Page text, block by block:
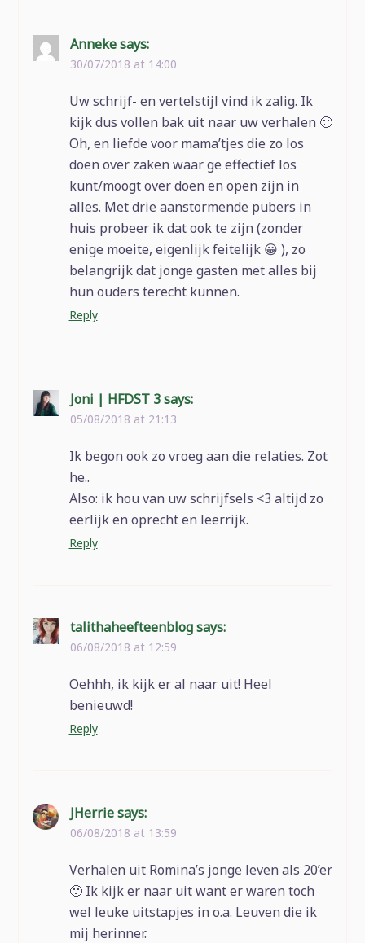
Anneke says:
30/07/2018 at 14:00
Uw schrijf- en vertelstijl vind ik zalig. Ik
kijk dus vollen bak uit naar uw verhalen 🙂
Oh, en liefde voor mama’tjes die zo los
doen over zaken waar ge effectief los
kunt/moogt over doen en open zijn in
alles. Met drie aanstormende pubers in
huis probeer ik dat ook te zijn (zonder
enige moeite, eigenlijk feitelijk 😀 ), zo
belangrijk dat jonge gasten met alles bij
hun ouders terecht kunnen.
Reply
Joni | HFDST 3 says:
05/08/2018 at 21:13
Ik begon ook zo vroeg aan die relaties. Zot
he..
Also: ik hou van uw schrijfsels <3 altijd zo
eerlijk en oprecht en leerrijk.
Reply
talithaheefteenblog says:
06/08/2018 at 12:59
Oehhh, ik kijk er al naar uit! Heel
benieuwd!
Reply
JHerrie says:
06/08/2018 at 13:59
Verhalen uit Romina’s jonge leven als 20’er
🙂 Ik kijk er naar uit want er waren toch
wel leuke uitstapjes in o.a. Leuven die ik
mij herinner.